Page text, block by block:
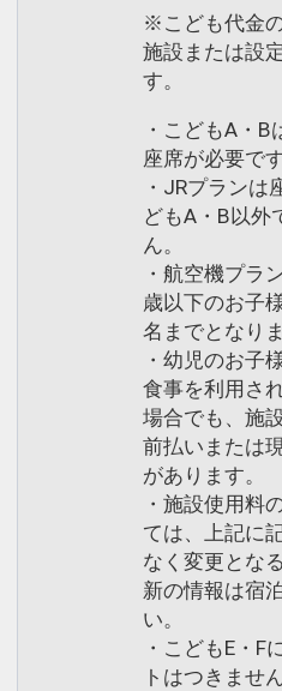
※こども代金
施設または設
す。
・こどもA・
座席が必要です
・JRプランは
どもA・B以外
ん。
・航空機プラ
歳以下のお子
名までとなりま
・幼児のお子
食事を利用さ
場合でも、施
前払いまたは
があります。
・施設使用料
ては、上記に
なく変更とな
新の情報は宿
い。
・こどもE・F
トはつきません